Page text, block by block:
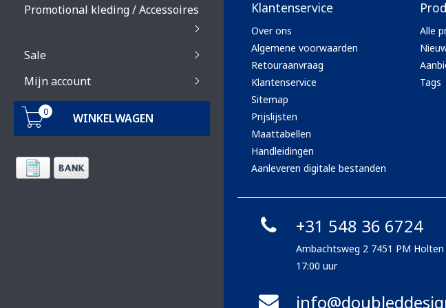
Promotional kleding / Accessoires
Sale
Mijn account
0 WINKELWAGEN
Klantenservice
Over ons
Algemene voorwaarden
Retouraanvraag
Klantenservice
Sitemap
Prijslijsten
Maattabellen
Handleidingen
Aanleveren digitale bestanden
Alle
Tags
+31 548 36 6724
Ambachtsweg 2 7451 PM
17:00 uur